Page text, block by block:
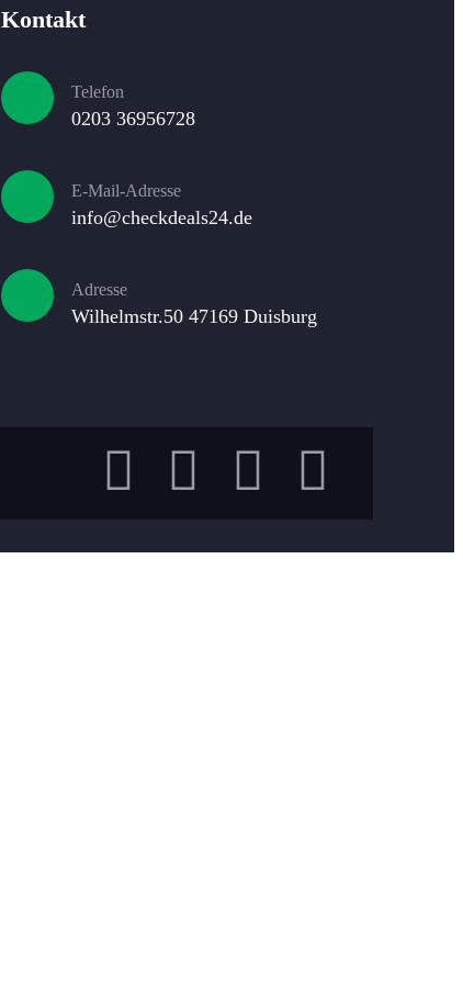
Kontakt
Telefon
0203 36956728
E-Mail-Adresse​
info@checkdeals24.de
Adresse
Wilhelmstr.50 47169 Duisburg